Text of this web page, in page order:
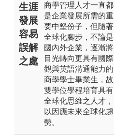
生涯
發展
容易
誤解
之處
商學管理人才一直都
是企業發展所需的重
要中堅份子，但隨著
全球化腳步，不論是
國內外企業，逐漸將
目光轉向更具有國際
觀與英語溝通能力的
商學學士畢業生，故
雙學位學程培育具有
全球化思維之人才，
以因應未來全球化趨
勢。